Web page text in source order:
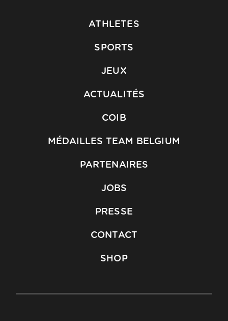
ATHLETES
SPORTS
JEUX
ACTUALITÉS
COIB
MÉDAILLES TEAM BELGIUM
PARTENAIRES
JOBS
PRESSE
CONTACT
SHOP